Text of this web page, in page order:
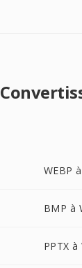
WEBP
BMP à
PPTX à